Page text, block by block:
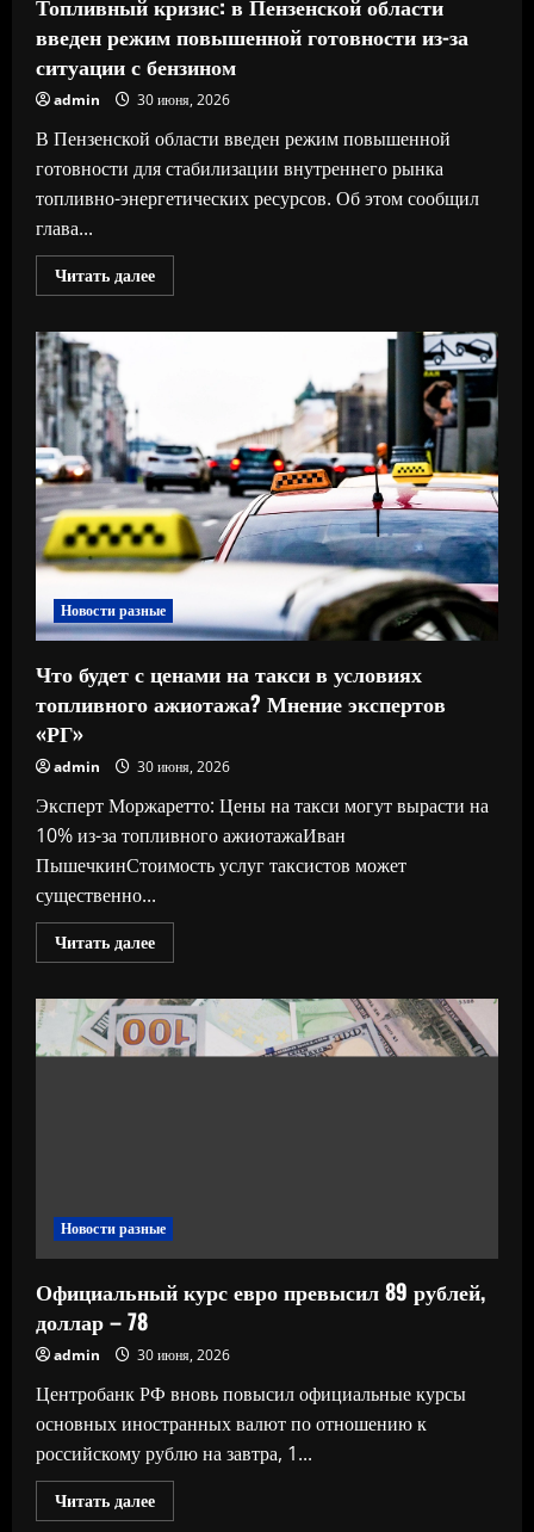
возобновления
поставок
газа
из
введен режим повышенной готовности из-за
ситуации с бензином
admin 30 июня, 2026
В Пензенской области введен режим повышенной
готовности для стабилизации внутреннего рынка
топливно-энергетических ресурсов. Об этом сообщил
глава...
Читать далееПрочитать
больше
повышенной
готовности
из-
за
ситуации
с
бензином
Новости разные
Что будет с ценами на такси в условиях
топливного ажиотажа? Мнение экспертов
«РГ»
admin 30 июня, 2026
Эксперт Моржаретто: Цены на такси могут вырасти на
10% из-за топливного ажиотажаИван
ПышечкинСтоимость услуг таксистов может
существенно...
Читать далееПрочитать
больше
будет
с
ценами
на
Новости разные
Официальный курс евро превысил 89 рублей,
доллар – 78
admin 30 июня, 2026
Центробанк РФ вновь повысил официальные курсы
основных иностранных валют по отношению к
российскому рублю на завтра, 1...
Читать далееПрочитать
больше